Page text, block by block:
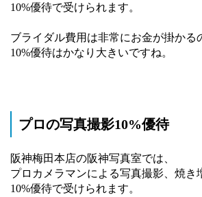
10%優待で受けられます。
ブライダル費用は非常にお金が掛かる
10%優待はかなり大きいですね。
プロの写真撮影10%優待
阪神梅田本店の阪神写真室では、
プロカメラマンによる写真撮影、焼き
10%優待で受けられます。